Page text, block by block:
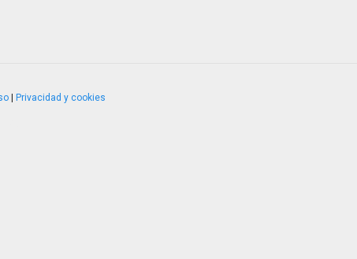
Privacidad y cookies